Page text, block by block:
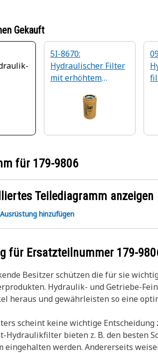
Gekauft
5I-8670:
Hydraulischer Filter
mit erhöhtem
für 179-9806
Teilediagramm anzeigen
hinzufügen
für Ersatzteilnummer 179-
Besitzer schützen die für sie
Hydraulik- und Getriebe-
heraus und gewährleisten so eine
scheint keine wichtige
Hydraulikfilter bieten z. B. den besten
eingehalten werden. Andererseits